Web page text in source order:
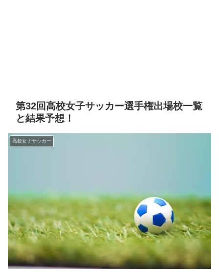
第32回高校女子サッカー選手権出場校一覧
と結果予想！
高校女子サッカー